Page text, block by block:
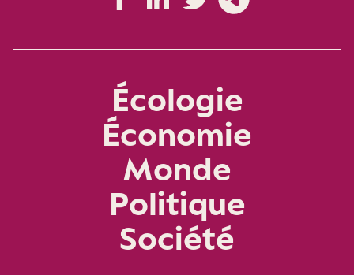
Écologie
Économie
Monde
Politique
Société